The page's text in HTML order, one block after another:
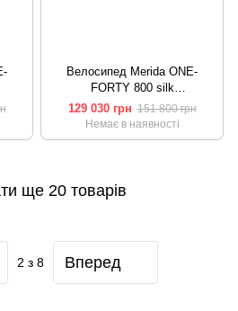
Велосипед Merida ONE-
FORTY 800 silk
anthracite/black
129 030 грн 151 800 грн
Немає в наявності
ще 20 товарів
2 з 8 Вперед